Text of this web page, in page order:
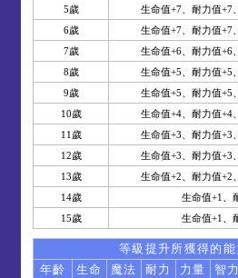
5歲
生命值+7、耐力值+7
6歲
生命值+7、耐力值+7
7歲
生命值+6、耐力值+6
8歲
生命值+5、耐力值+5
9歲
生命值+5、耐力值+5
10歲
生命值+4、耐力值+4
11歲
生命值+3、耐力值+3
12歲
生命值+3、耐力值+3
13歲
生命值+2、耐力值+2
14歲
生命值+1、
15歲
生命值+1、
等級提升所獲得的
年齡
生命 魔法 耐力 力量 智